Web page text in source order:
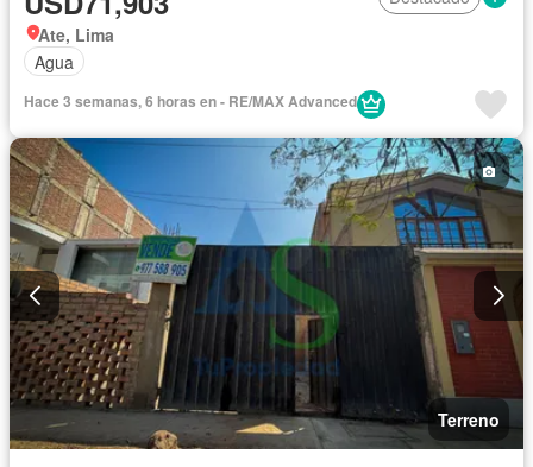
Ate, Lima
Agua
Hace 3 semanas, 6 horas en - RE/MAX Advanced
Terreno